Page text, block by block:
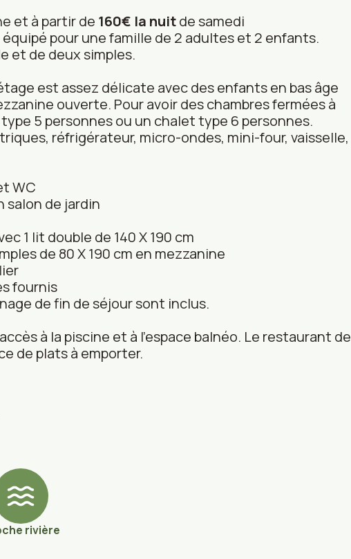
et à partir de 160€ la nuitde samedi
pour une famille de 2 adultes et 2 enfants.
et de deux simples.
est assez délicate avec des enfants en bas âge
ouverte. Pour avoir des chambres fermées à
5 personnes ou un chalet type 6 personnes.
réfrigérateur, micro-ondes, mini-four, vaisselle,
WC
salon de jardin
1 lit double de 140 X 190 cm
de 80 X 190 cm en mezzanine
fournis
de fin de séjour sont inclus.
à la piscine et à l’espace balnéo. Le restaurant de
de plats à emporter.
rivière